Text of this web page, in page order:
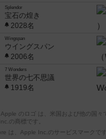
Splendor
宝石の煌き
2028名
Wingspan
ウイングスパン
2006名
7 Wonders
世界の七不思議
1919名
のロゴ は、米国および他の国々
の商標です。
は、Apple Inc.のサービスマークです